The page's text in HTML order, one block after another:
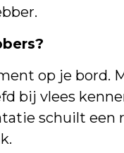
op je bord.
bij vlees
schuilt een